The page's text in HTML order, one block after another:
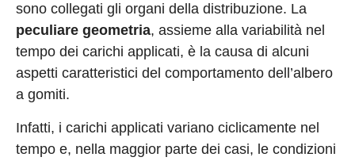
sono collegati gli organi della distribuzione. La
peculiare geometria, assieme alla variabilità nel
tempo dei carichi applicati, è la causa di alcuni
aspetti caratteristici del comportamento dell’albero
a gomiti.
Infatti, i carichi applicati variano ciclicamente nel
tempo e, nella maggior parte dei casi, le condizioni